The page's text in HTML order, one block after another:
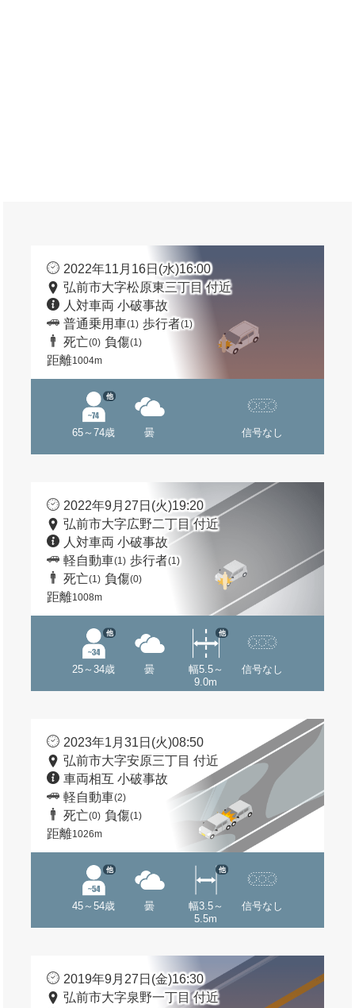
2022年11月16日(水)16:00
弘前市大字松原東三丁目 付近
人対車両 小破事故
普通乗用車(1) 歩行者(1)
死亡(0) 負傷(1)
距離1004m
65～74歳
他
曇 信号なし
2022年9月27日(火)19:20
弘前市大字広野二丁目 付近
人対車両 小破事故
軽自動車(1) 歩行者(1)
死亡(1) 負傷(0)
距離1008m
25～34歳
他
曇
幅5.5～
9.0m
他
信号なし
2023年1月31日(火)08:50
弘前市大字安原三丁目 付近
車両相互 小破事故
軽自動車(2)
死亡(0) 負傷(1)
距離1026m
45～54歳
他
曇
幅3.5～
5.5m
他
信号なし
2019年9月27日(金)16:30
弘前市大字泉野一丁目 付近